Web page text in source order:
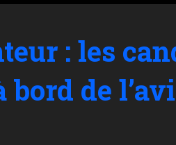
: les
de